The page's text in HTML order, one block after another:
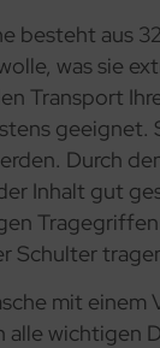
besteht aus
was sie
Transport
geeignet.
Durch
Inhalt gut
Schulter
mit einem
alle wichtigen